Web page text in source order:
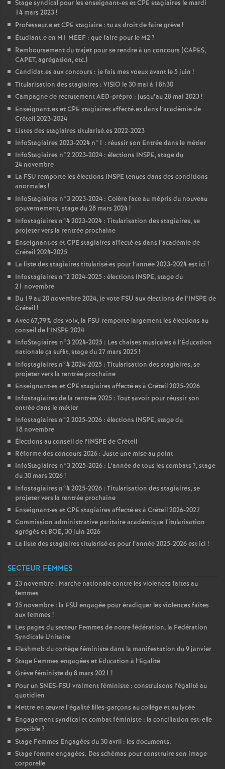
Stage syndical pour les enseignant-es etCPE stagiaires le mardi
14 mars 2023!
Professeur.e etCPE stagiaire : tu as droit de faire grève!
Étudiant.e en M1 MEEF : que faire pour le M2?
Remboursement du trajet pour se rendre à un concours (CAPES,
CAPET, agrégation, etc.)
Candidat.es aux concours : je fais mes voeux avant le 5 juin !
Titularisation des stagiaires : VISIO le 30 mai à 18h30
Campagne de recrutementAED-prépro : jusqu’au 28 mai 2023!
Enseignant.es etCPE stagiaires affecté.es dans l’académie de
Créteil 2023-2024
Listes des stagiaires titularisé.es 2022-2023
InfoStagiaires 2023-2024 n°1 : réussir son Entrée dans le métier
InfoStagiaires n°2 2023-2024 : élections INSPE, stage du
24 novembre
La FSU remporte les élections INSPE tenues dans des conditions
anormales !
InfoStagiaires n°3 2023-2024 : Colère face au mépris du nouveau
gouvernement, stage du 28 mars 2024!
Infostagiaires n°4 2023-2024 : Titularisation des stagiaires, se
projeter vers la rentrée prochaine
Enseignant·es etCPE stagiaires affecté·es dans l’académie de
Créteil 2024-2025
La liste des stagiaires titularisé·es pour l’année 2023-2024 est ici !
Infostagiaires n°2 2024-2025 : élections INSPE, stage du
21 novembre
Du 19 au 20 novembre 2024, je vote FSU aux élections de l’INSPE de
Créteil!
Avec 67,79% des voix, la FSU remporte largement les élections au
conseil de l’INSPE 2024
InfoStagiaires n°3 2024-2025 : Les chaises musicales à l’Éducation
nationale ça suffit, stage du 27 mars 2025!
Infostagiaires n°4 2024-2025 : Titularisation des stagiaires, se
projeter vers la rentrée prochaine
Enseignant·es etCPE stagiaires affecté·es à Créteil 2025-2026
Infostagiaires de la rentrée 2025 : Tout savoir pour réussir son
entrée dans le métier
Infostagiaires n°2 2025-2026 : élections INSPE, stage du
18 novembre
Élections au conseil de l’INSPE de Créteil
Réforme des concours 2026 : Juste une mise au point
InfoStagiaires n°3 2025-2026 : L’année de tous les combats ?, stage
du 30 mars 2026!
Infostagiaires n°4 2025-2026 : Titularisation des stagiaires, se
projeter vers la rentrée prochaine
Enseignant·es etCPE stagiaires affecté·es à Créteil 2026-2027
Commission administrative paritaire académique Titularisation
agrégés et BOE, 30 juin 2026
La liste des stagiaires titularisé·es pour l’année 2025-2026 est ici !
SECTEUR FEMMES
23 novembre : Marche nationale contre les violences faites au
femmes
25 novembre : la FSU engagée pour éradiquer les violences faites
aux femmes !
Les pages du secteur Femmes de notre fédération, la Fédération
Syndicale Unitaire
Flashmob du cortège féministe dans la manifestation du 9 janvier
Stage Femmes engagées et Education à l’Egalité
Grève féministe du 8 mars 2021 !
Pour un SNES-FSU vraiment féministe : construisons l’égalité au
quotidien
Mettre en œuvre l’égalité filles-garçons au collège et au lycée
Engagement syndical et combat féministe : la conciliation est-elle
possible?
Stage Femmes Engagées du 30 avril : les documents.
Stage femme engagées. Des schémas pour construire son image
corporelle